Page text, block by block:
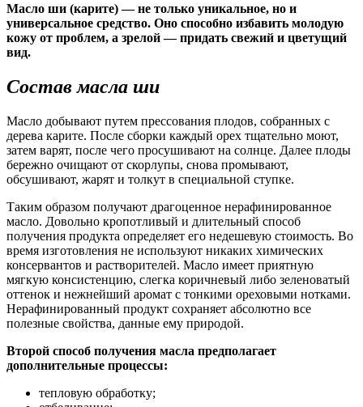
Масло ши (карите) — не только уникальное, но и
универсальное средство. Оно способно избавить молодую
кожу от проблем, а зрелой — придать свежий и цветущий
вид.
Состав масла ши
Масло добывают путем прессования плодов, собранных с
дерева карите. После сборки каждый орех тщательно моют,
затем варят, после чего просушивают на солнце. Далее плоды
бережно очищают от скорлупы, снова промывают,
обсушивают, жарят и толкут в специальной ступке.
Таким образом получают драгоценное нерафинированное
масло. Довольно кропотливый и длительный способ
получения продукта определяет его недешевую стоимость. Во
время изготовления не используют никаких химических
консервантов и растворителей. Масло имеет приятную
мягкую консистенцию, слегка коричневый либо зеленоватый
оттенок и нежнейший аромат с тонкими ореховыми нотками.
Нерафинированный продукт сохраняет абсолютно все
полезные свойства, данные ему природой.
Второй способ получения масла предполагает
дополнительные процессы:
тепловую обработку;